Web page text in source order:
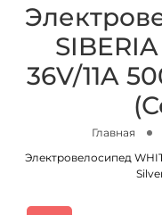
36V/11A
Главная
Электровелосипед